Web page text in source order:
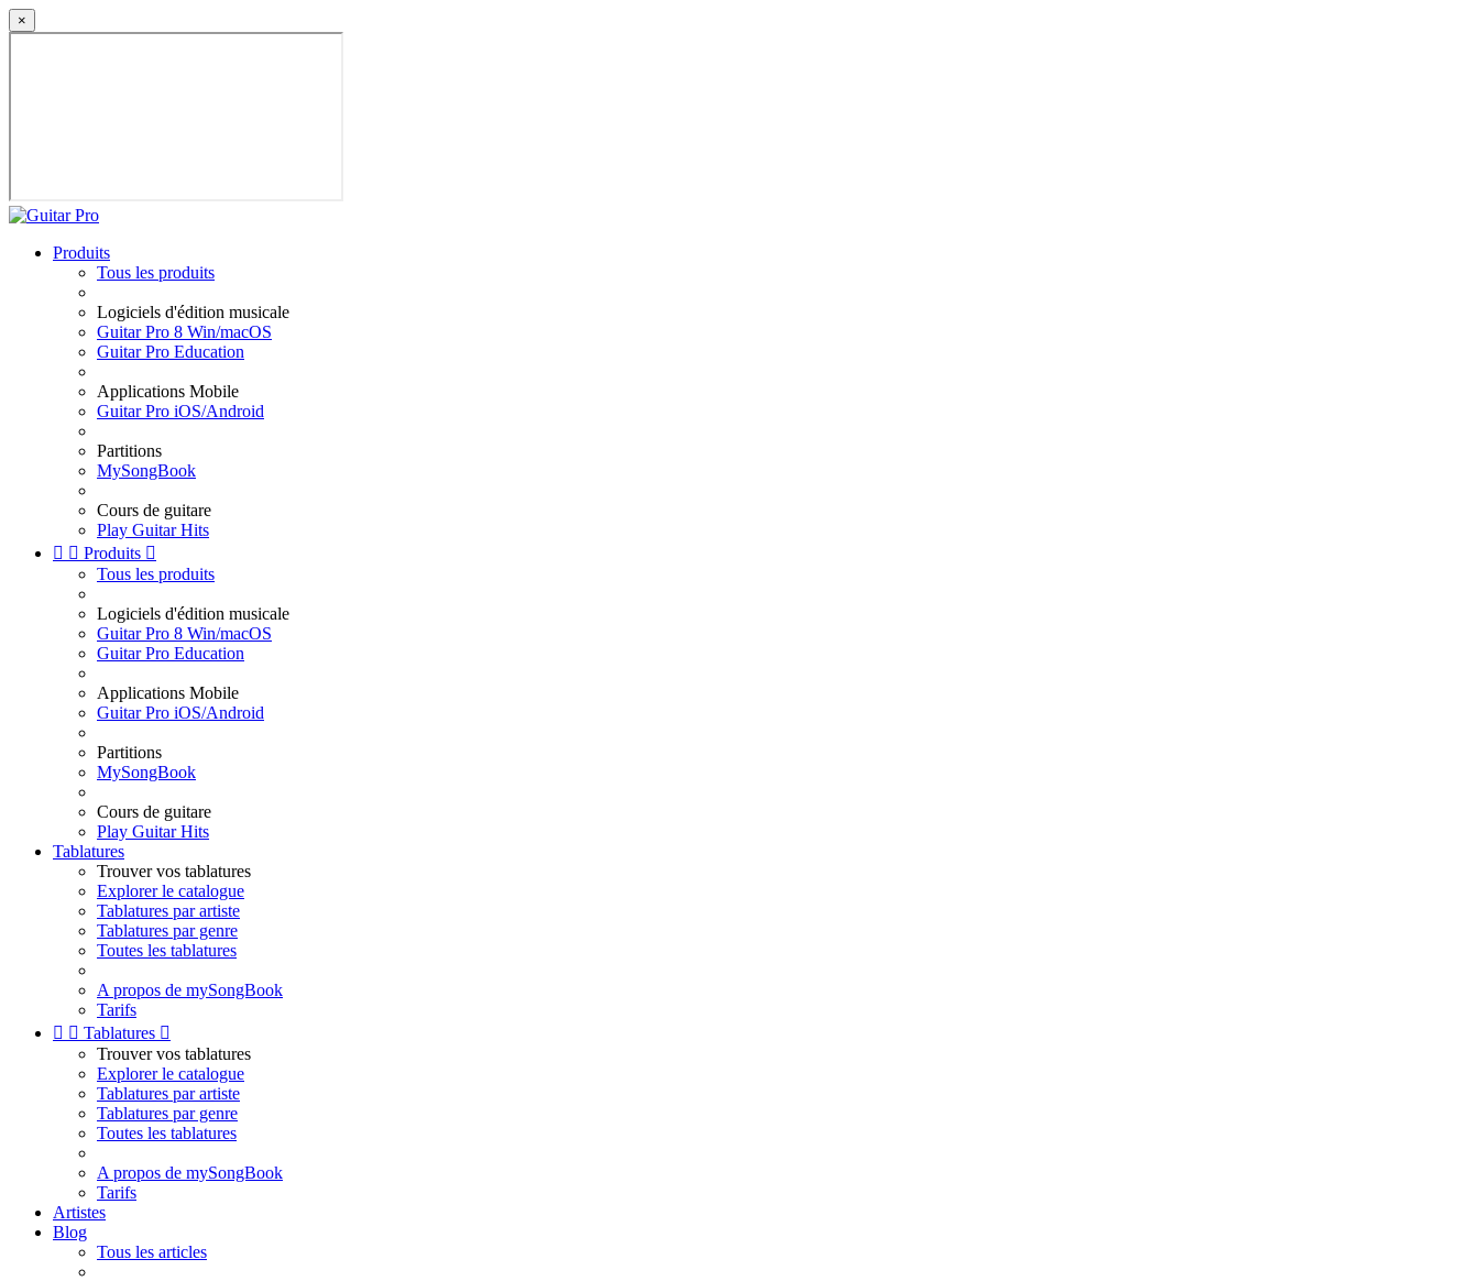
×
Produits
Tous les produits
Logiciels d'édition musicale
Guitar Pro 8 Win/macOS
Guitar Pro Education
Applications Mobile
Guitar Pro iOS/Android
Partitions
MySongBook
Cours de guitare
Play Guitar Hits
  Produits 
Tous les produits
Logiciels d'édition musicale
Guitar Pro 8 Win/macOS
Guitar Pro Education
Applications Mobile
Guitar Pro iOS/Android
Partitions
MySongBook
Cours de guitare
Play Guitar Hits
Tablatures
Trouver vos tablatures
Explorer le catalogue
Tablatures par artiste
Tablatures par genre
Toutes les tablatures
A propos de mySongBook
Tarifs
  Tablatures 
Trouver vos tablatures
Explorer le catalogue
Tablatures par artiste
Tablatures par genre
Toutes les tablatures
A propos de mySongBook
Tarifs
Artistes
Blog
Tous les articles